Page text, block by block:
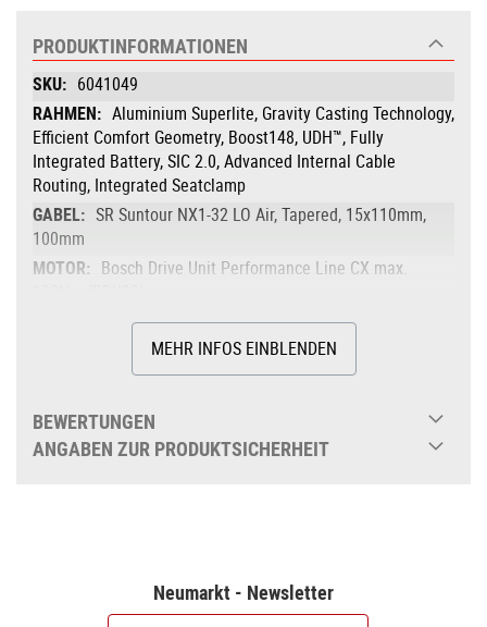
PRODUKTINFORMATIONEN
Produktinformationen
6041049
Aluminium Superlite, Gravity Casting Technology,
Efficient Comfort Geometry, Boost148, UDH™, Fully
Integrated Battery, SIC 2.0, Advanced Internal Cable
Routing, Integrated Seatclamp
SR Suntour NX1-32 LO Air, Tapered, 15x110mm,
100mm
Bosch Drive Unit Performance Line CX max.
100
Bosch PowerTube 800
800
Bosch Purion 200 with Integrated Display
Shimano BR-MT200, Hydr. Disc Brake
(180/180)
Shimano Deore CS-M6100, 10-51T
MEHR INFOS EINBLENDEN
BEWERTUNGEN
ANGABEN ZUR PRODUKTSICHERHEIT
Neumarkt - Newsletter